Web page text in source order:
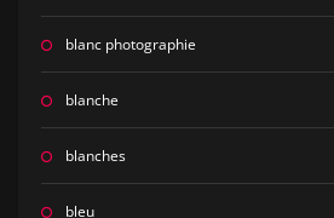
blanc photographie
blanche
blanches
bleu